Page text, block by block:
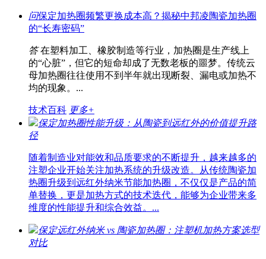
问保定加热圈频繁更换成本高？揭秘中邦凌陶瓷加热圈
的“长寿密码”
答在塑料加工、橡胶制造等行业，加热圈是生产线上
的“心脏”，但它的短命却成了无数老板的噩梦。传统云
母加热圈往往使用不到半年就出现断裂、漏电或加热不
均的现象。...
技术百科 更多+
保定加热圈性能升级：从陶瓷到远红外的价值提升路
径
随着制造业对能效和品质要求的不断提升，越来越多的
注塑企业开始关注加热系统的升级改造。从传统陶瓷加
热圈升级到远红外纳米节能加热圈，不仅仅是产品的简
单替换，更是加热方式的技术迭代，能够为企业带来多
维度的性能提升和综合效益。...
保定远红外纳米 vs 陶瓷加热圈：注塑机加热方案选型
对比